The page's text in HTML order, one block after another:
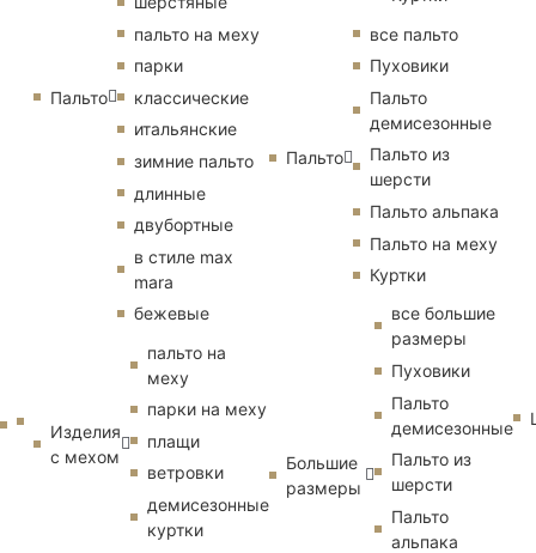
Пальто
пальто на меху
парки
классические
итальянские
зимние пальто
длинные
двубортные
в стиле max
mara
бежевые
Изделия
с мехом
пальто на
меху
парки на меху
плащи
ветровки
демисезонные
куртки
Пальто
все пальто
Пуховики
Пальто
демисезонные
Пальто из
шерсти
Пальто альпака
Пальто на меху
Куртки
Большие
размеры
все большие
размеры
Пуховики
Пальто
демисезонные
Пальто из
шерсти
Пальто
альпака